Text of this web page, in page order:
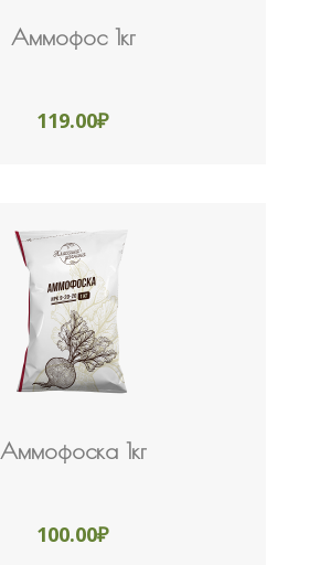
Аммофос 1кг
119.00₽
Аммофоска 1кг
100.00₽